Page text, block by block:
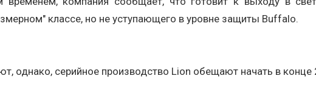
классе, но не уступающего в уровне защиты Buffalo.
однако, серийное производство Lion обещают начать в конце